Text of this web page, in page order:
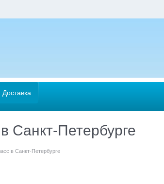
Доставка
Санкт-Петербурге
в Санкт-Петербурге